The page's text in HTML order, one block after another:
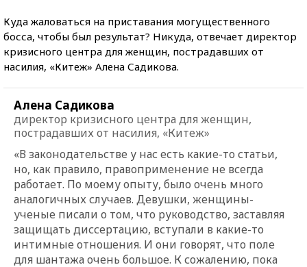
Куда жаловаться на приставания могущественного
босса, чтобы был результат? Никуда, отвечает директор
кризисного центра для женщин, пострадавших от
насилия, «Китеж» Алена Садикова.
Алена Садикова
директор кризисного центра для женщин,
пострадавших от насилия, «Китеж»
«В законодательстве у нас есть какие-то статьи,
но, как правило, правоприменение не всегда
работает. По моему опыту, было очень много
аналогичных случаев. Девушки, женщины-
ученые писали о том, что руководство, заставляя
защищать диссертацию, вступали в какие-то
интимные отношения. И они говорят, что поле
для шантажа очень большое. К сожалению, пока